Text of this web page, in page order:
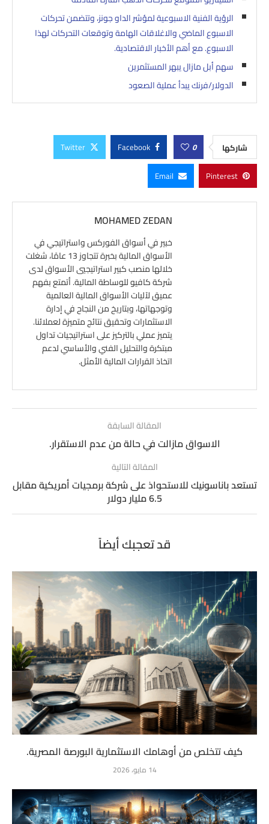
الرؤية الفنية الاسبوعية لمؤشر الداو جونز، وتتضمن تحركات
الاسبوع الماضي والاغلاقات الهامة وتوقعات التحركات لهذا
الاسبوع. مع أهم الأخبار الاقتصادية.
سهم أبل مازال يبهر المستثمرين
الدولار/فرنك يبدأ عملية الصعود
شاركها 0
Facebook
Twitter
Pinterest
Email
MOHAMED ZEDAN
خبير في أسواق الفوركس واستراتيجي في
الأسواق المالية بخبرة تتجاوز 13 عامًا، شغلت
خلالها منصب كبير استراتيجيي الأسواق لدى
شركة كافيو للوساطة المالية. أتمتع بفهم
عميق لآليات الأسواق المالية العالمية
وتوجهاتها، وبتاريخ من النجاح في إدارة
الاستثمارات وتحقيق نتائج متميزة لعملائنا.
يتميز عملي بالتركيز على استراتيجيات تداول
مبتكرة والتحليل الفني والأساسي لدعم
اتخاذ القرارات المالية الأمثل.
المقالة السابقة
الاسواق مازالت في حالة من عدم الاستقرار.
المقالة التالية
تستعد باناسونيك للاستحواذ على شركة برمجيات أمريكية مقابل
6.5 مليار دولار
قد تعجبك أيضاً
كيف تتخلص من أوهامك الاستثمارية البورصة المصرية.
14 مايو، 2026